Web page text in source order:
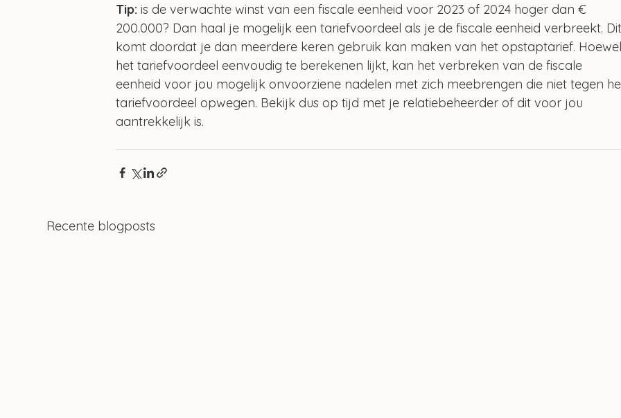
Tip: is de verwachte winst van een fiscale eenheid voor 2023 of 2024 hoger dan €
200.000? Dan haal je mogelijk een tariefvoordeel als je de fiscale eenheid verbreekt.
komt doordat je dan meerdere keren gebruik kan maken van het opstaptarief.
het tariefvoordeel eenvoudig te berekenen lijkt, kan het verbreken van de fiscale
eenheid voor jou mogelijk onvoorziene nadelen met zich meebrengen die niet tegen
tariefvoordeel opwegen. Bekijk dus op tijd met je relatiebeheerder of dit voor jou
aantrekkelijk is.
Recente blogposts